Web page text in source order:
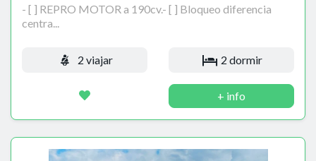
- [ ] REPRO MOTOR a 190cv.- [ ] Bloqueo diferencia
centra...
2 viajar 2 dormir
+ info